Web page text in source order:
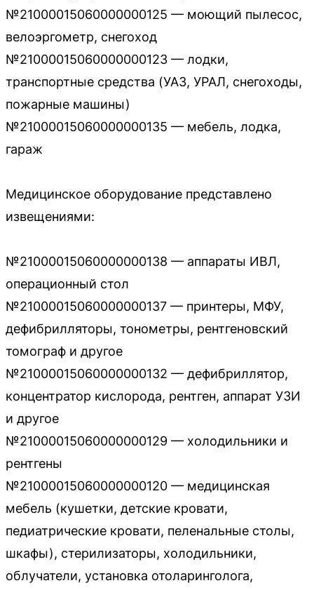
№21000015060000000125 — моющий пылесос,
велоэргометр, снегоход
№21000015060000000123 — лодки,
транспортные средства (УАЗ, УРАЛ, снегоходы,
пожарные машины)
№21000015060000000135 — мебель, лодка,
гараж
Медицинское оборудование представлено
извещениями:
№21000015060000000138 — аппараты ИВЛ,
операционный стол
№21000015060000000137 — принтеры, МФУ,
дефибрилляторы, тонометры, рентгеновский
томограф и другое
№21000015060000000132 — дефибриллятор,
концентратор кислорода, рентген, аппарат УЗИ
и другое
№21000015060000000129 — холодильники и
рентгены
№21000015060000000120 — медицинская
мебель (кушетки, детские кровати,
педиатрические кровати, пеленальные столы,
шкафы), стерилизаторы, холодильники,
облучатели, установка отоларинголога,